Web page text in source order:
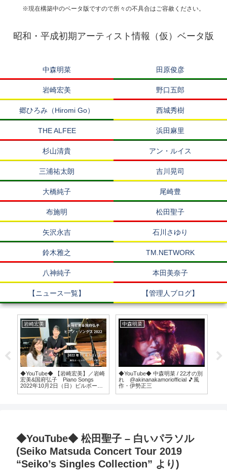
※現在構築中のベータ版ですので所々の不具合はご容赦ください。
昭和・平成初期アーティスト情報（仮）ベータ版
中森明菜 田原俊彦
岩崎宏美 野口五郎
郷ひろみ（Hiromi Go） 西城秀樹
THE ALFEE 浜田麻里
杉山清貴 アン・ルイス
三浦祐太朗 吉川晃司
大橋純子 尾崎豊
布施明 松田聖子
矢沢永吉 石川さゆり
鈴木雅之 TM.NETWORK
八神純子 本田美奈子
【ニュース一覧】 【管理人ブログ】
岩崎宏美
◆YouTube◆ 【岩崎宏美】／岩崎
宏美&国府弘子 Piano Songs
2022年10月2日（日）ビルボード
中森明菜
◆YouTube◆ 中森明菜 / 22才の別
れ @akinanakamoriofficial 🎵風
作・伊勢正三
◆YouTube◆ 松田聖子 – 白いパラソル
(Seiko Matsuda Concert Tour 2019
“Seiko’s Singles Collection” より)